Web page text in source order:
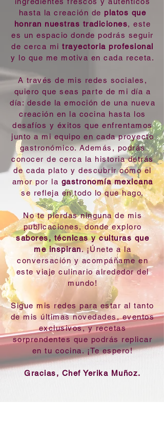
hasta la creación de platos que
honran nuestras tradiciones, este
es un espacio donde podrás seguir
de cerca mitrayectoria profesional
y lo que me motiva en cada receta.
A través de mis redes sociales,
quiero que seas parte de mi día a
día: desde la emoción de una nueva
creación en la cocina hasta los
desafíos y éxitos que enfrentamos
junto a mi equipo en cada proyecto
gastronómico.Además, podrás
conocer de cerca la historia detrás
de cada plato y descubrir cómo el
amor por la gastronomía mexicana
se refleja en todo lo que hago.
No te pierdas ninguna de mis
publicaciones, donde exploro
sabores, técnicas y culturas que
me inspiran. ¡Únete a la
conversación y acompáñame en
este viaje culinario alrededor del
mundo!
Sigue mis redes para estar al tanto
de mis últimas novedades, eventos
exclusivos, y recetas
sorprendentes que podrás replicar
en tu cocina. ¡Te espero!
Gracias, Chef Yerika Muñoz.